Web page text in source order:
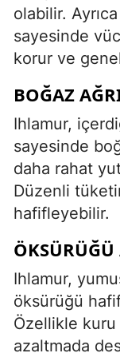
olabilir.
sayesinde
korur ve
BOĞAZ
Ihlamur,
sayesinde
daha rahat
Düzenli
hafifleyebilir.
Ihlamur,
öksürüğü
Özellikle kuru
azaltmada